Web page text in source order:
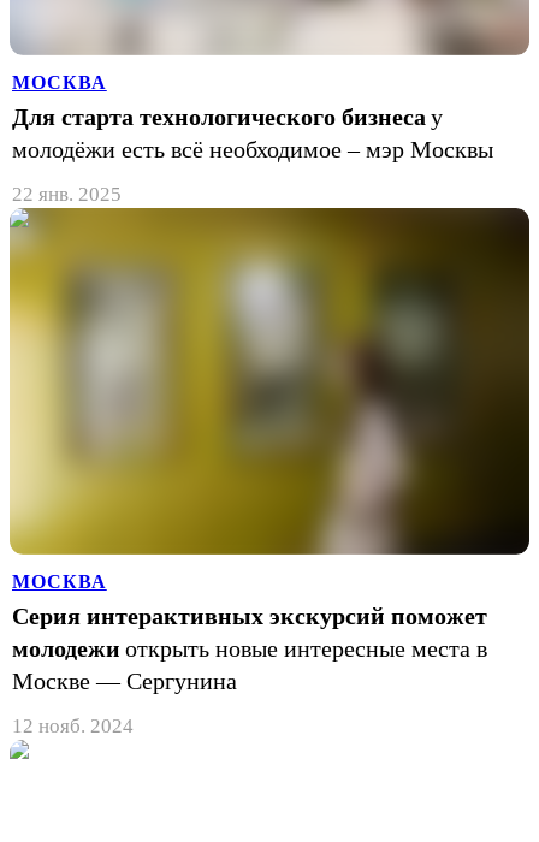
МОСКВА
Для старта технологического бизнеса у
молодёжи есть всё необходимое – мэр Москвы
22 янв. 2025
МОСКВА
Серия интерактивных экскурсий поможет
молодежи открыть новые интересные места в
Москве — Сергунина
12 нояб. 2024